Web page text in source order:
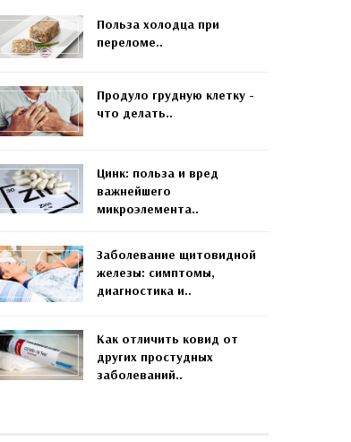
Польза холодца при
переломе..
Продуло грудную клетку -
что делать..
Цинк: польза и вред
важнейшего
микроэлемента..
Заболевание щитовидной
железы: симптомы,
диагностика и..
Как отличить ковид от
других простудных
заболеваний..